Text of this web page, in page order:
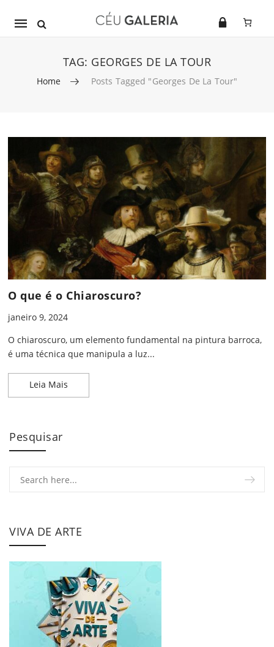
Mobile
TAG: GEORGES DE LA TOUR
Home Posts Tagged "Georges De La Tour"
Skip to content
O que é o Chiaroscuro?
janeiro 9, 2024
O chiaroscuro, um elemento fundamental na pintura barroca,
é uma técnica que manipula a luz...
Leia Mais
Pesquisar
VIVA DE ARTE